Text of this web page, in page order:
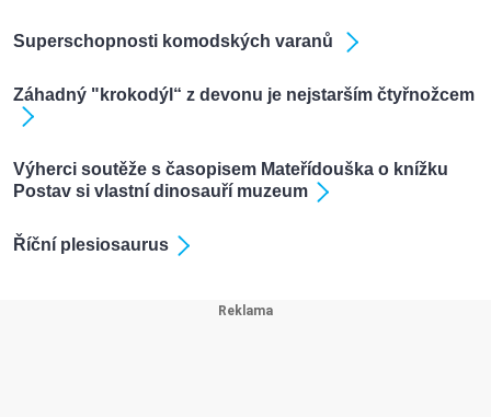
Superschopnosti komodských varanů
Záhadný "krokodýl“ z devonu je nejstarším čtyřnožcem
Výherci soutěže s časopisem Mateřídouška o knížku
Postav si vlastní dinosauří muzeum
Říční plesiosaurus